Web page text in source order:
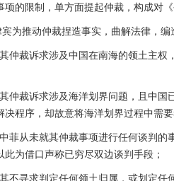
项的限制，单方面提起仲裁，构成对
推动仲裁捏造事实，曲解法律，编
诉求涉及中国在南海的领土主权，
诉求涉及海洋划界问题，且中国已
决程序，却故意将海洋划界过程中需
未就其仲裁事项进行任何谈判的事
为借口声称已穷尽双边谈判手段；
求判定任何领土归属，或划定任何